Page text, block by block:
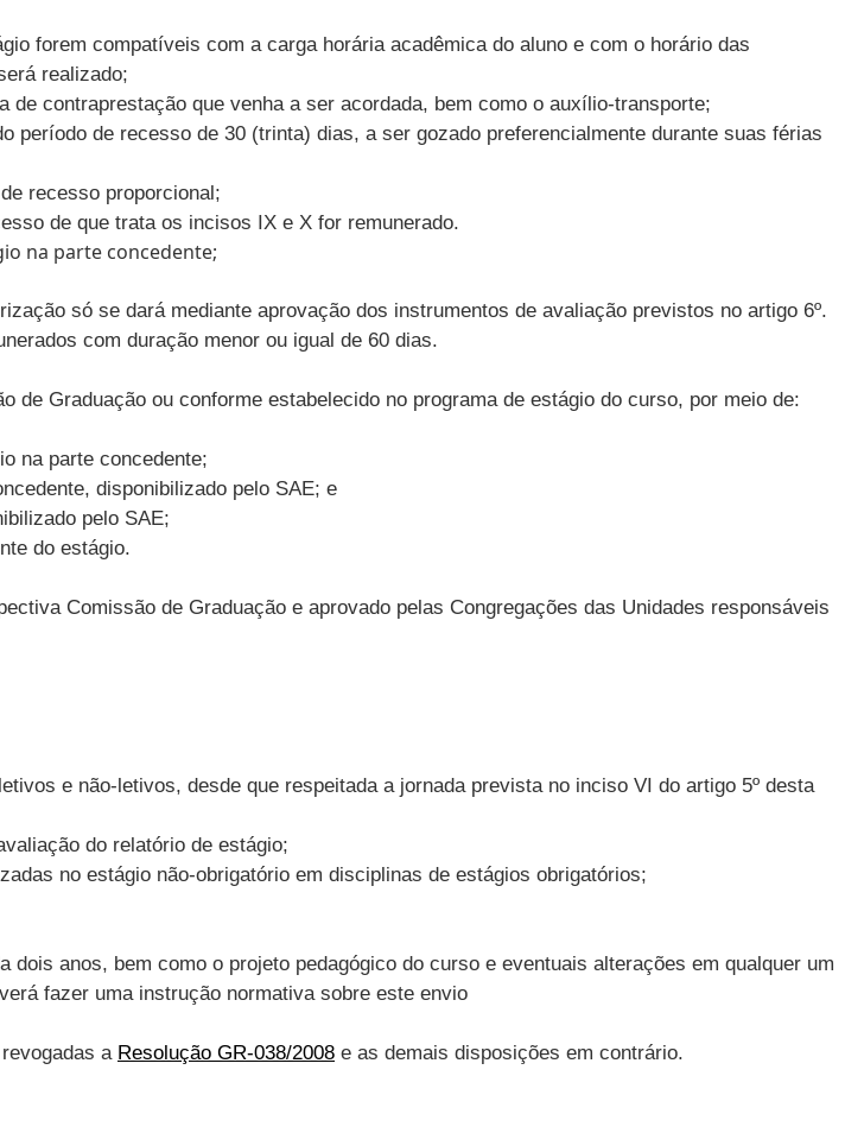
forem compatíveis com a carga horária acadêmica do aluno e com o horário das
realizado;
contraprestação que venha a ser acordada, bem como o auxílio-transporte;
de recesso de 30 (trinta) dias, a ser gozado preferencialmente durante suas férias
recesso proporcional;
de que trata os incisos IX e X for remunerado.
na parte concedente;
só se dará mediante aprovação dos instrumentos de avaliação previstos no artigo 6º.
com duração menor ou igual de 60 dias.
Graduação ou conforme estabelecido no programa de estágio do curso, por meio de:
na parte concedente;
disponibilizado pelo SAE; e
pelo SAE;
do estágio.
Comissão de Graduação e aprovado pelas Congregações das Unidades responsáveis
e não-letivos, desde que respeitada a jornada prevista no inciso VI do artigo 5º desta
do relatório de estágio;
no estágio não-obrigatório em disciplinas de estágios obrigatórios;
anos, bem como o projeto pedagógico do curso e eventuais alterações em qualquer um
fazer uma instrução normativa sobre este envio
a Resolução GR-038/2008 e as demais disposições em contrário.